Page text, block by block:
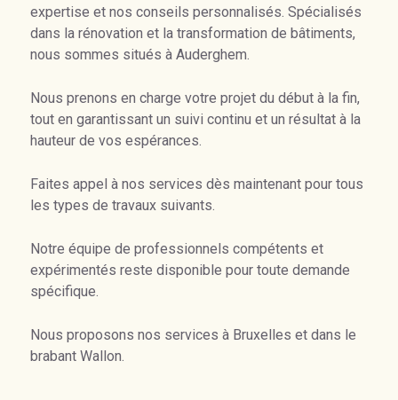
expertise et nos conseils personnalisés. Spécialisés
dans la rénovation et la transformation de bâtiments,
nous sommes situés à Auderghem.
Nous prenons en charge votre projet du début à la fin,
tout en garantissant un suivi continu et un résultat à la
hauteur de vos espérances.
Faites appel à nos services dès maintenant pour tous
les types de travaux suivants.
Notre équipe de professionnels compétents et
expérimentés reste disponible pour toute demande
spécifique.
Nous proposons nos services à Bruxelles et dans le
brabant Wallon.